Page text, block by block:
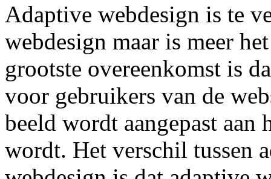
Adaptive webdesign is te
webdesign maar is meer
grootste overeenkomst is
voor gebruikers van de
beeld wordt aangepast aan
wordt. Het verschil tussen